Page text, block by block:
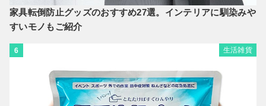
家具転倒防止グッズのおすすめ27選。インテリアに馴染みや
すいモノもご紹介
6 生活雑貨